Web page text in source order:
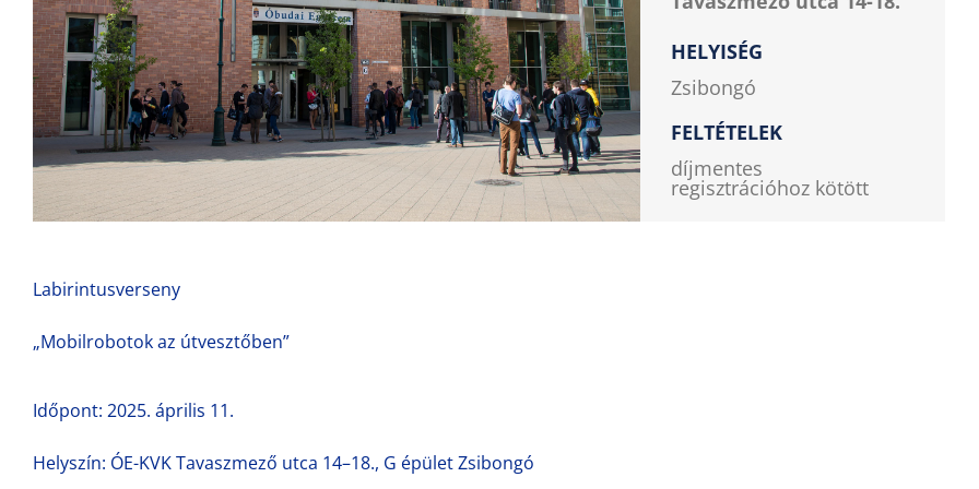
HELYISÉG
Zsibongó
FELTÉTELEK
díjmentes
regisztrációhoz kötött
Labirintusverseny
„Mobilrobotok az útvesztőben”
Időpont: 2025. április 11.
Helyszín: ÓE-KVK Tavaszmező utca 14–18., G épület Zsibongó